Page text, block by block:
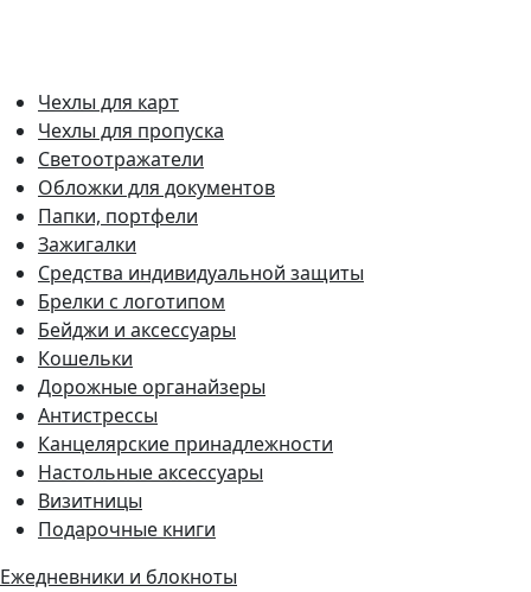
Чехлы для карт
Чехлы для пропуска
Светоотражатели
Обложки для документов
Папки, портфели
Зажигалки
Средства индивидуальной защиты
Брелки с логотипом
Бейджи и аксессуары
Кошельки
Дорожные органайзеры
Антистрессы
Канцелярские принадлежности
Настольные аксессуары
Визитницы
Подарочные книги
Ежедневники и блокноты